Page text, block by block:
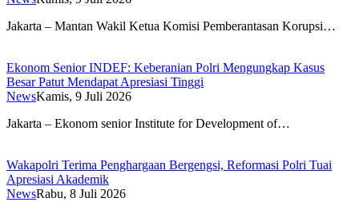
Jakarta – Mantan Wakil Ketua Komisi Pemberantasan Korupsi…
Ekonom Senior INDEF: Keberanian Polri Mengungkap Kasus
Besar Patut Mendapat Apresiasi Tinggi
NewsKamis, 9 Juli 2026
Jakarta – Ekonom senior Institute for Development of…
Wakapolri Terima Penghargaan Bergengsi, Reformasi Polri Tuai
Apresiasi Akademik
NewsRabu, 8 Juli 2026